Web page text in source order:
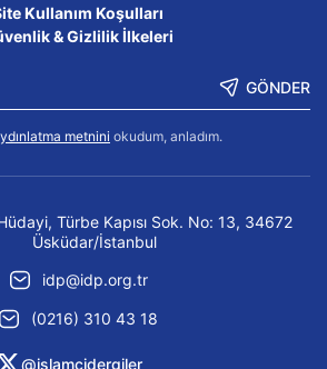
Kullanım Koşulları
& Gizlilik İlkeleri
GÖNDER
metnini okudum, anladım.
Türbe Kapısı Sok. No: 13, 34672
Üsküdar/İstanbul
idp@idp.org.tr
(0216) 310 43 18
@islamcidergiler